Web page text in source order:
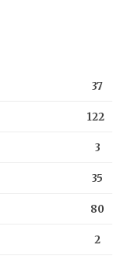
37
122
3
35
80
2